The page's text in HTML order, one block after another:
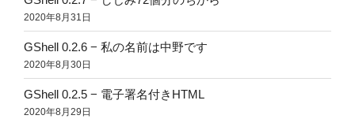
2020年8月31日
GShell 0.2.6 − 私の名前は中野です
2020年8月30日
GShell 0.2.5 − 電子署名付きHTML
2020年8月29日